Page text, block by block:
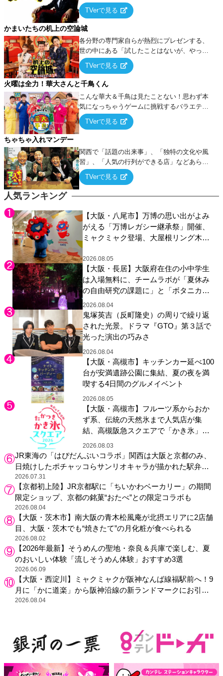
人気ランキング
【大阪・八尾市】万博の思い出がよみ
がえる「万博レガシー継承祭」開催、
ミャクミャク登場、大屋根リング木材
展示も
2026.08.05
【大阪・長居】大阪府在住の小中学生
は入場無料に、チームラボが「夏休み
の自由研究の課題に」と「ボタニカル
ガーデン 大阪」へ招待
2026.08.04
鬼塚英吉（反町隆史）の周りで繰り返
された光景。ドラマ『GTO』第３話で
光った演出の巧みさ
2026.08.04
【大阪・高槻市】キッチンカー延べ100
台が安満遺跡公園に集結、夏の夜を満
喫する4日間のグルメイベント
2026.08.05
【大阪・高槻市】フルーツ系からおか
ず系、伝統の天然氷まで人気店が集
結、高槻阪急スクエアで「かき氷」祭
り
2026.08.03
JR東海の「はぴだんぶいコラボ」関西は大阪と京都のみ、
日焼けしたポチャッコらサンリオキャラが描かれた駅弁や
グッズが登場
2026.07.31
【京都初上陸】JR京都駅に「ちいかわベーカリー」の期間
限定ショップ、京都の銘菓“おたべ”との限定コラボも
2026.08.04
【大阪・茨木市】南大阪の青木松風庵が北摂エリアに2店舗
目、大阪・茨木でも“焼きたて”の月化粧が食べられる
2026.08.02
【2026年最新】そうめんの聖地・奈良＆兵庫で楽しむ、夏
のおいしい体験「流しそうめん体験」おすすめ3選
2026.06.09
【大阪・西淀川】ミャクミャクが阪神なんば線福駅前へ！9
月に「かに道楽」から阪神沿線の新ランドマークにお引っ
越し
2026.08.04
ーム』をベースに、大喜利・ギャグ・モノボ
ケ・歌…など様々なお題で芸人がショートネ
タを競い合う！
TVerで見る
かまいたちの机上の空論城
各分野の専門家自らが熱烈にプレゼンする、
世の中にある「試したことはないが、やって
みたらこうなる！…ハズ」という“机上の空
論”に若手芸人らがカラダを張って挑む！
TVerで見る
火曜は全力！華大さんと千鳥くん
こんな華大＆千鳥は見たことない！思わず本
気になっちゃうゲームに挑戦するバラエティ
ー！
TVerで見る
ちゃちゃ入れマンデー
関西で「話題の出来事」、「独特の文化や風
習」、「人気の行列ができる店」などあらゆ
るテーマについて好き放題にちゃちゃを入れ
ていく関西色を前面に押し出したトークバラ
TVerで見る